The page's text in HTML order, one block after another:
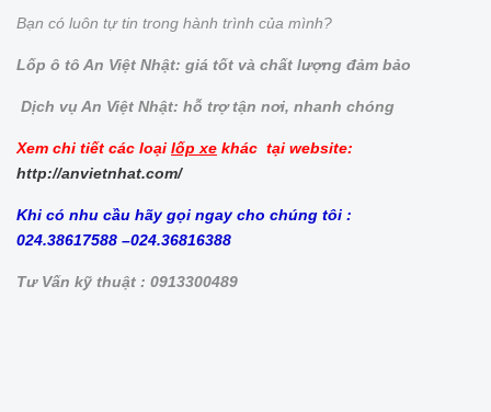
Bạn có luôn tự tin trong hành trình của mình?
Lốp ô tô An Việt Nhật: giá tốt và chất lượng đảm bảo
Dịch vụ An Việt Nhật: hỗ trợ tận nơi, nhanh chóng
Xem chi tiết các loại lốp xe khác tại website:
http://anvietnhat.com/
Khi có nhu cầu hãy gọi ngay cho chúng tôi :
024.38617588 –024.36816388
Tư Vấn kỹ thuật : 0913300489